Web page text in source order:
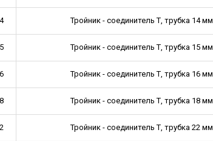
Тройник - соединитель Т, трубка 14 мм
Тройник - соединитель Т, трубка 15 мм
Тройник - соединитель Т, трубка 16 мм
Тройник - соединитель Т, трубка 18 мм
Тройник - соединитель Т, трубка 22 мм